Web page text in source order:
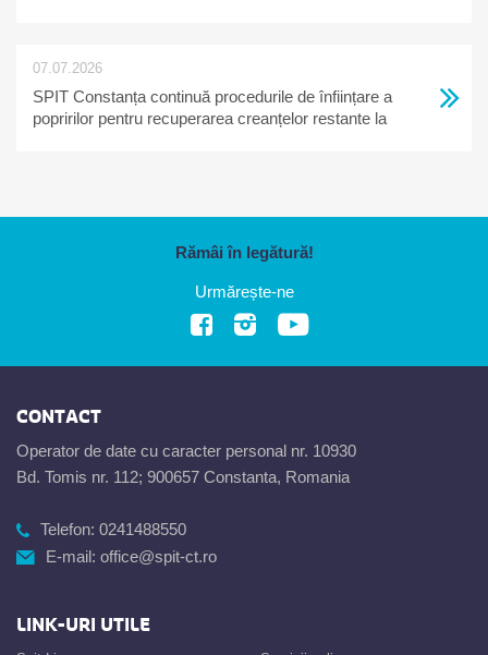
07.07.2026
SPIT Constanța continuă procedurile de înființare a
popririlor pentru recuperarea creanțelor restante la
Rămâi în legătură!
Urmărește-ne
CONTACT
Operator de date cu caracter personal nr. 10930
Bd. Tomis nr. 112; 900657 Constanta, Romania
Telefon: 0241488550
E-mail: office@spit-ct.ro
LINK-URI UTILE